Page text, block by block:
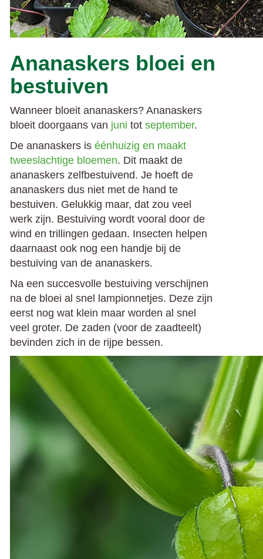
Ananaskers bloei en
bestuiven
Wanneer bloeit ananaskers? Ananaskers
bloeit doorgaans van juni tot september.
De ananaskers is éénhuizig en maakt
tweeslachtige bloemen. Dit maakt de
ananaskers zelfbestuivend. Je hoeft de
ananaskers dus niet met de hand te
bestuiven. Gelukkig maar, dat zou veel
werk zijn. Bestuiving wordt vooral door de
wind en trillingen gedaan. Insecten helpen
daarnaast ook nog een handje bij de
bestuiving van de ananaskers.
Na een succesvolle bestuiving verschijnen
na de bloei al snel lampionnetjes. Deze zijn
eerst nog wat klein maar worden al snel
veel groter. De zaden (voor de zaadteelt)
bevinden zich in de rijpe bessen.